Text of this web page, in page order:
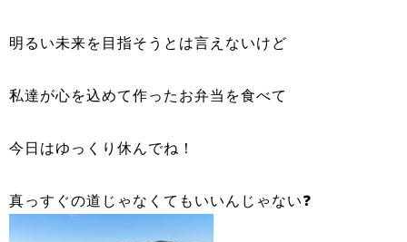
明るい未来を目指そうとは言えないけど
私達が心を込めて作ったお弁当を食べて
今日はゆっくり休んでね！
真っすぐの道じゃなくてもいいんじゃない❓